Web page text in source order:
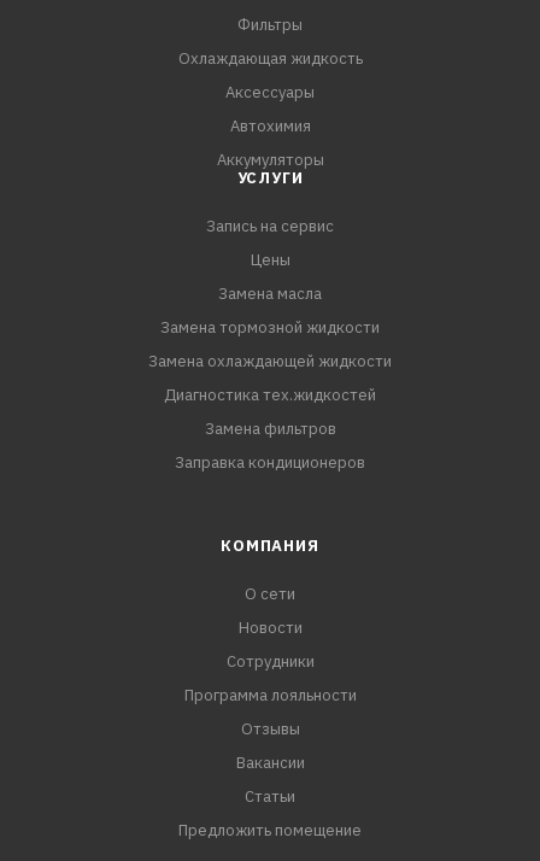
Фильтры
Охлаждающая жидкость
Аксессуары
Автохимия
Аккумуляторы
УСЛУГИ
Запись на сервис
Цены
Замена масла
Замена тормозной жидкости
Замена охлаждающей жидкости
Диагностика тех.жидкостей
Замена фильтров
Заправка кондиционеров
КОМПАНИЯ
О сети
Новости
Сотрудники
Программа лояльности
Отзывы
Вакансии
Статьи
Предложить помещение